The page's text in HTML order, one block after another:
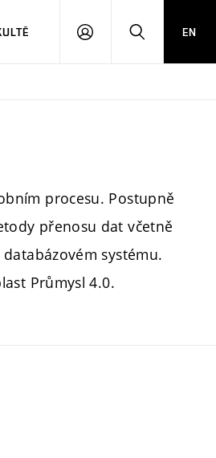
PŘIHLÁŠENÍHLEDAT
EN
procesu. Postupně
přenosu dat včetně
systému.
Průmysl 4.0.